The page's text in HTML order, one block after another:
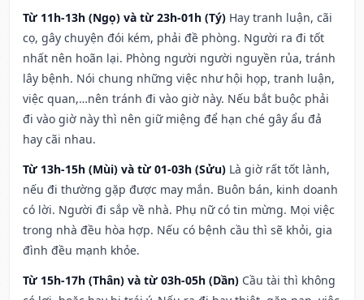
Từ 11h-13h (Ngọ) và từ 23h-01h (Tý) Hay tranh luận, cãi
cọ, gây chuyện đói kém, phải đề phòng. Người ra đi tốt
nhất nên hoãn lại. Phòng người người nguyền rủa, tránh
lây bệnh. Nói chung những việc như hội họp, tranh luận,
việc quan,…nên tránh đi vào giờ này. Nếu bắt buộc phải
đi vào giờ này thì nên giữ miệng để hạn ché gây ẩu đả
hay cãi nhau.
Từ 13h-15h (Mùi) và từ 01-03h (Sửu) Là giờ rất tốt lành,
nếu đi thường gặp được may mắn. Buôn bán, kinh doanh
có lời. Người đi sắp về nhà. Phụ nữ có tin mừng. Mọi việc
trong nhà đều hòa hợp. Nếu có bệnh cầu thì sẽ khỏi, gia
đình đều mạnh khỏe.
Từ 15h-17h (Thân) và từ 03h-05h (Dần) Cầu tài thì không